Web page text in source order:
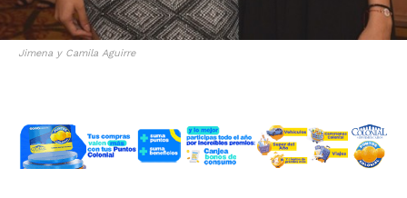
Jimena y Camila Aguirre